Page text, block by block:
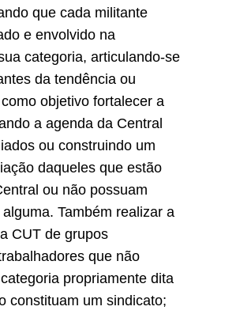
que cada militante
e envolvido na
categoria, articulando-se
da tendência ou
objetivo fortalecer a
a agenda da Central
ou construindo um
daqueles que estão
ou não possuam
Também realizar a
CUT de grupos
que não
propriamente dita
constituam um sindicato;